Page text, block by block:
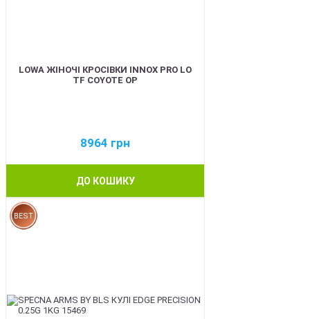
LOWA ЖІНОЧІ КРОСІВКИ INNOX PRO LO
TF COYOTE OP
8964 грн
ДО КОШИКУ
BEST